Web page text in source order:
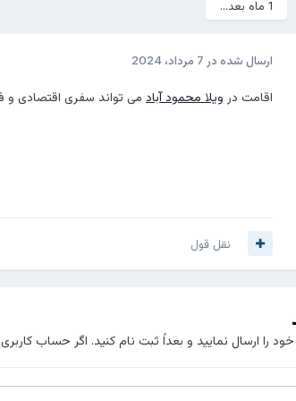
1 ماه بعد...
ارسال شده در 7 مرداد، 2024
اقامت در ویلا محمود آباد می تواند سفری اقتصادی و
نقل قول
را ارسال نمایید و بعداً ثبت نام کنید. اگر حساب کاربری